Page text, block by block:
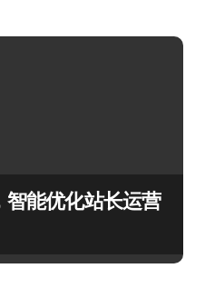
能优化站长运营